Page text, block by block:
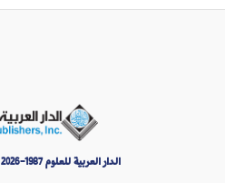
الدار العربية للعلوم 1987-2026 - جميع الحقوق محفوظة